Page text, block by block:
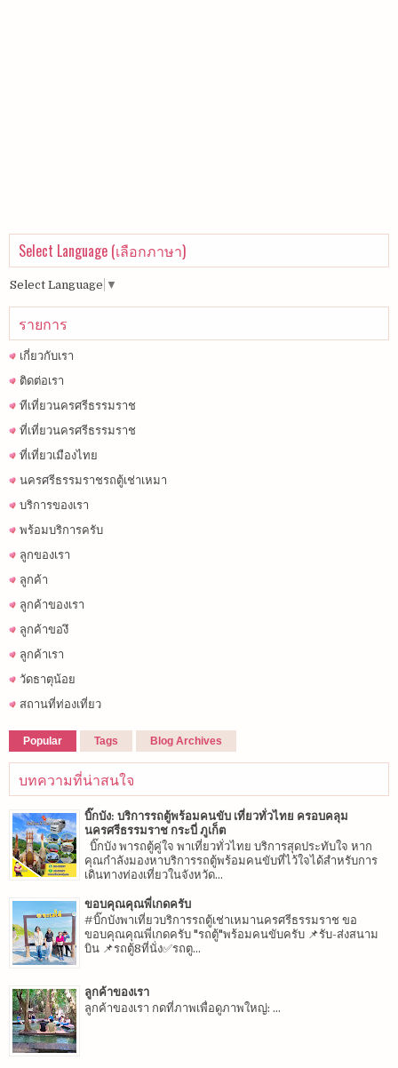
Select Language (เลือกภาษา)
Select Language ▼
รายการ
เกี่ยวกับเรา
ติดต่อเรา
ทีเที่ยวนครศรีธรรมราช
ที่เที่ยวนครศรีธรรมราช
ที่เที่ยวเมืองไทย
นครศรีธรรมราชรถตู้เช่าเหมา
บริการของเรา
พร้อมบริการครับ
ลูกของเรา
ลูกค้า
ลูกค้าของเรา
ลูกค้าของึ
ลูกค้าเรา
วัดธาตุน้อย
สถานที่ท่องเที่ยว
Popular Tags Blog Archives
บทความที่น่าสนใจ
บิ๊กบัง: บริการรถตู้พร้อมคนขับ เที่ยวทั่วไทย ครอบคลุม
นครศรีธรรมราช กระบี่ ภูเก็ต
บิ๊กบัง พารถตู้คู่ใจ พาเที่ยวทั่วไทย บริการสุดประทับใจ หาก
คุณกำลังมองหาบริการรถตู้พร้อมคนขับที่ไว้ใจได้สำหรับการ
เดินทางท่องเที่ยวในจังหวัด...
ขอบคุณคุณพี่เกดครับ
#บิ๊กบังพาเที่ยวบริการรถตู้เช่าเหมานครศรีธรรมราช ขอ
ขอบคุณคุณพี่เกดครับ "รถตู้"พร้อมคนขับครับ 📌รับ-ส่งสนาม
บิน 📌รถตู้8ที่นั่ง✅รถตู...
ลูกค้าของเรา
ลูกค้าของเรา กดที่ภาพเพื่อดูภาพใหญ่: ...